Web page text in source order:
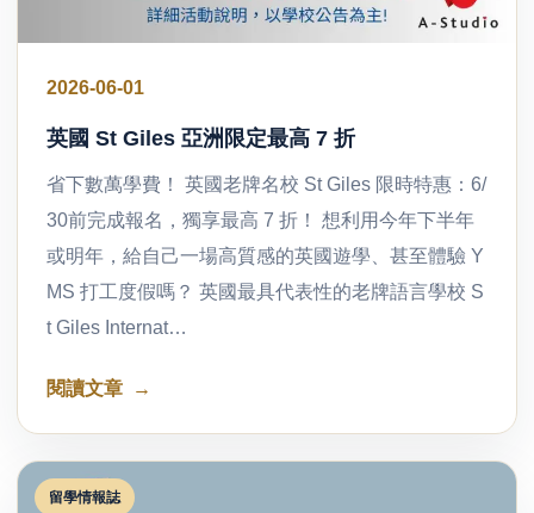
2026-06-01
英國 St Giles 亞洲限定最高 7 折
省下數萬學費！ 英國老牌名校 St Giles 限時特惠：6/
30前完成報名，獨享最高 7 折！ 想利用今年下半年
或明年，給自己一場高質感的英國遊學、甚至體驗 Y
MS 打工度假嗎？ 英國最具代表性的老牌語言學校 S
t Giles Internat…
閱讀文章
留學情報誌